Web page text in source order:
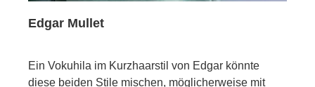
Edgar Mullet
Ein Vokuhila im Kurzhaarstil von Edgar könnte
diese beiden Stile mischen, möglicherweise mit